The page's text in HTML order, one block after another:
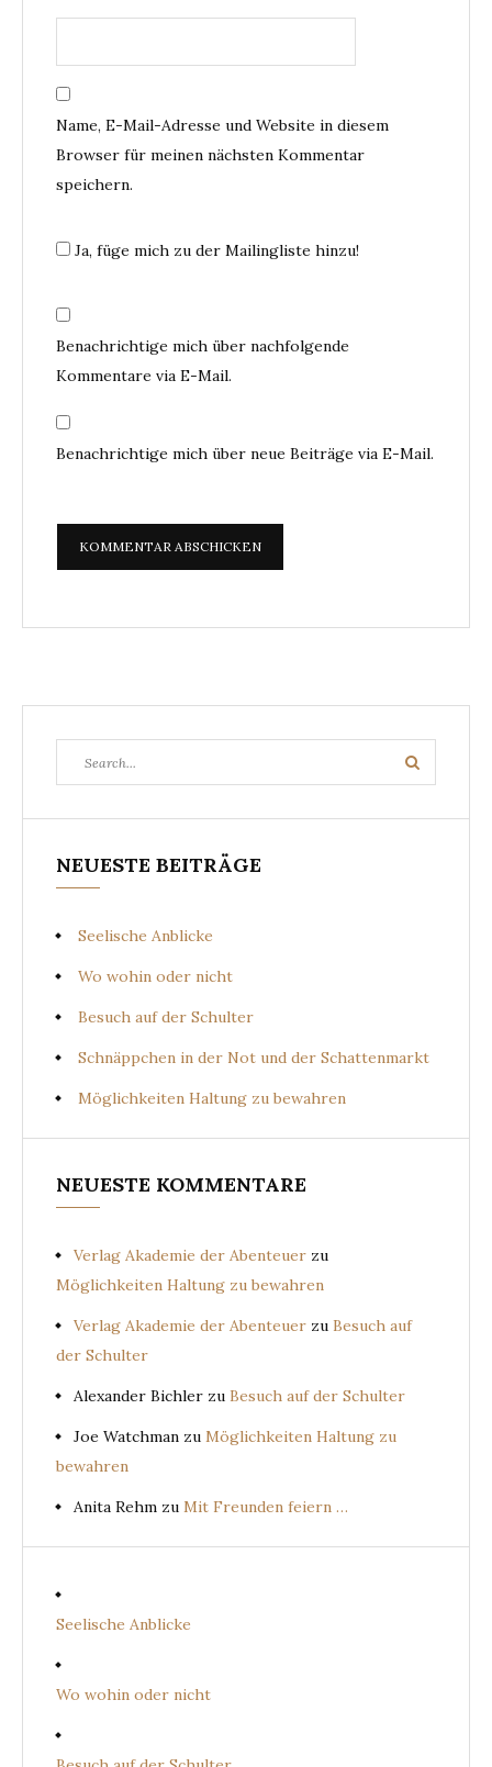
Name, E-Mail-Adresse und Website in diesem
Browser für meinen nächsten Kommentar
speichern.
Ja, füge mich zu der Mailingliste hinzu!
Benachrichtige mich über nachfolgende
Kommentare via E-Mail.
Benachrichtige mich über neue Beiträge via E-Mail.
for:
Search
NEUESTE BEITRÄGE
Seelische Anblicke
Wo wohin oder nicht
Besuch auf der Schulter
Schnäppchen in der Not und der Schattenmarkt
Möglichkeiten Haltung zu bewahren
NEUESTE KOMMENTARE
Verlag Akademie der Abenteuer zu
Möglichkeiten Haltung zu bewahren
Verlag Akademie der Abenteuer zu Besuch auf
der Schulter
Alexander Bichler zu Besuch auf der Schulter
Joe Watchman zu Möglichkeiten Haltung zu
bewahren
Anita Rehm zu Mit Freunden feiern …
Seelische Anblicke
Wo wohin oder nicht